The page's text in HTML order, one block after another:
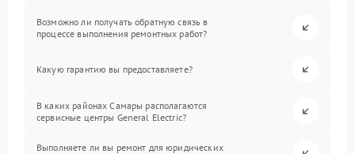
Возможно ли получать обратную связь в
процессе выполнения ремонтных работ?
Какую гарантию вы предоставляете?
В каких районах Самары располагаются
сервисные центры General Electric?
Выполняете ли вы ремонт для юридических